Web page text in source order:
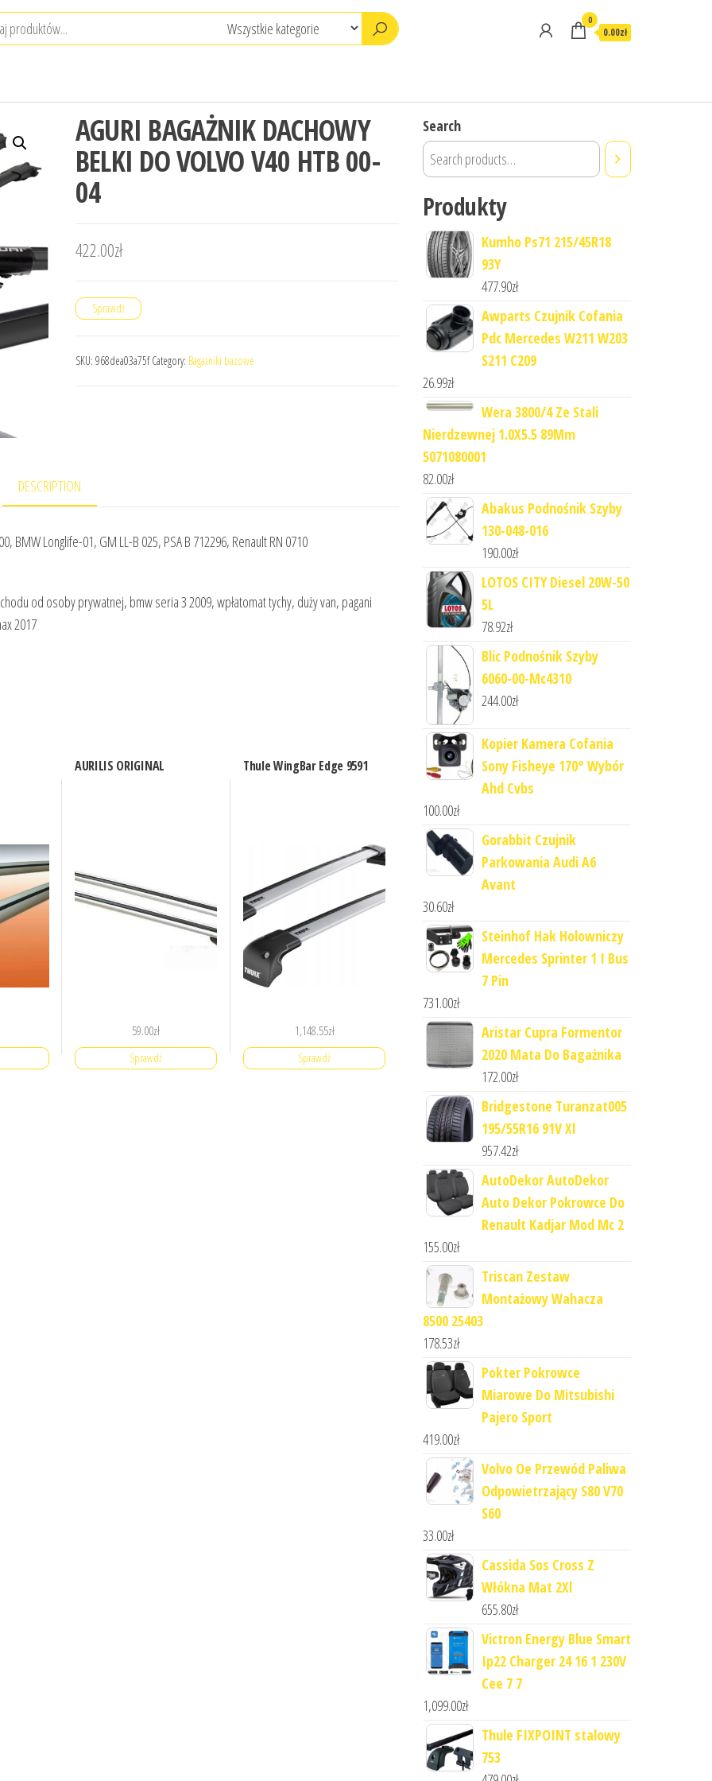
0
0.00zł
AGURI BAGAŻNIK DACHOWY
BELKI DO VOLVO V40 HTB 00-
04
422.00zł
Sprawdź
SKU: 968dea03a75f Category: Bagażniki bazowe
DESCRIPTION
BMW Longlife-01, GM LL-B 025, PSA B 712296, Renault RN 0710
od osoby prywatnej, bmw seria 3 2009, wpłatomat tychy, duży van, pagani
2017
AURILIS ORIGINAL
59.00zł
Sprawdź
Thule WingBar Edge 9591
1,148.55zł
Sprawdź
Search
Produkty
Kumho Ps71 215/45R18
93Y
477.90zł
Awparts Czujnik Cofania
Pdc Mercedes W211 W203
S211 C209
26.99zł
Wera 3800/4 Ze Stali
Nierdzewnej 1.0X5.5 89Mm
5071080001
82.00zł
Abakus Podnośnik Szyby
130-048-016
190.00zł
LOTOS CITY Diesel 20W-50
5L
78.92zł
Blic Podnośnik Szyby
6060-00-Mc4310
244.00zł
Kopier Kamera Cofania
Sony Fisheye 170° Wybór
Ahd Cvbs
100.00zł
Gorabbit Czujnik
Parkowania Audi A6
Avant
30.60zł
Steinhof Hak Holowniczy
Mercedes Sprinter 1 I Bus
7 Pin
731.00zł
Aristar Cupra Formentor
2020 Mata Do Bagażnika
172.00zł
Bridgestone Turanzat005
195/55R16 91V Xl
957.42zł
AutoDekor AutoDekor
Auto Dekor Pokrowce Do
Renault Kadjar Mod Mc 2
155.00zł
Triscan Zestaw
Montażowy Wahacza
8500 25403
178.53zł
Pokter Pokrowce
Miarowe Do Mitsubishi
Pajero Sport
419.00zł
Volvo Oe Przewód Paliwa
Odpowietrzający S80 V70
S60
33.00zł
Cassida Sos Cross Z
Włókna Mat 2Xl
655.80zł
Victron Energy Blue Smart
Ip22 Charger 24 16 1 230V
Cee 7 7
1,099.00zł
Thule FIXPOINT stalowy
753